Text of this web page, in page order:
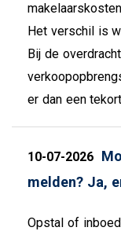
Het verschil is
Bij de
er dan een
10-07-2026
melden? Ja,
Opstal of